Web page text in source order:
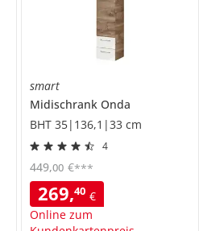
smart
Midischrank Onda
BHT 35|136,1|33 cm
4
269,40 €
Online zum
449,00 €***